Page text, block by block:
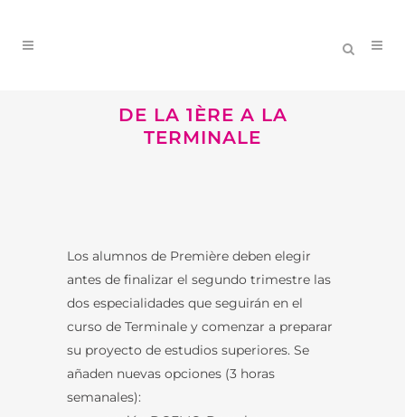
DE LA 1ÈRE A LA
TERMINALE
Los alumnos de Première deben elegir
antes de finalizar el segundo trimestre las
dos especialidades que seguirán en el
curso de Terminale y comenzar a preparar
su proyecto de estudios superiores. Se
añaden nuevas opciones (3 horas
semanales):